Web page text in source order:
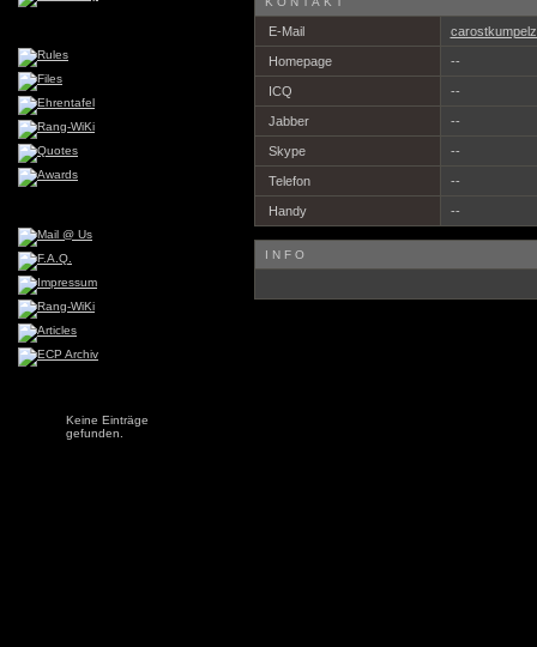
Keine Einträge
gefunden.
E-Mail
Homepage --
ICQ --
Jabber --
Skype --
Telefon --
Handy --
INFO